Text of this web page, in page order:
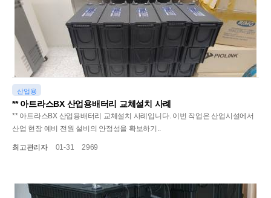
산업용
** 아트라스BX 산업용배터리 교체설치 사례
** 아트라스BX 산업용배터리 교체설치 사례입니다. 이번 작업은 산업시설에서
산업 현장 예비 전원 설비의 안정성을 확보하기..
최고관리자 01-31 2969